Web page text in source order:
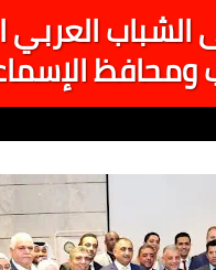
العربي
ومحافظ